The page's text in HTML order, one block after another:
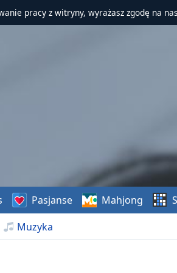
pracy z witryny, wyrażasz zgodę na
Muzyka
Pasjanse Mahjong